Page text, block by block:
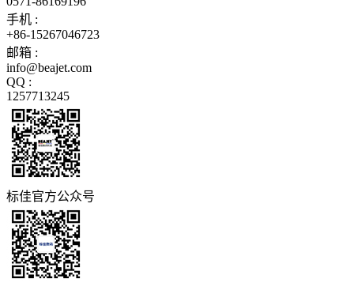
手机 :
+86-15267046723
邮箱 :
info@beajet.com
QQ :
1257713245
标佳官方公众号